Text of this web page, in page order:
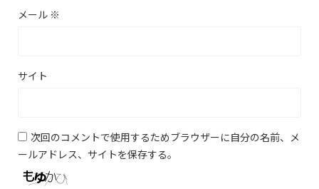
メール ※
サイト
次回のコメントで使用するためブラウザーに自分の名前、メ
ールアドレス、サイトを保存する。